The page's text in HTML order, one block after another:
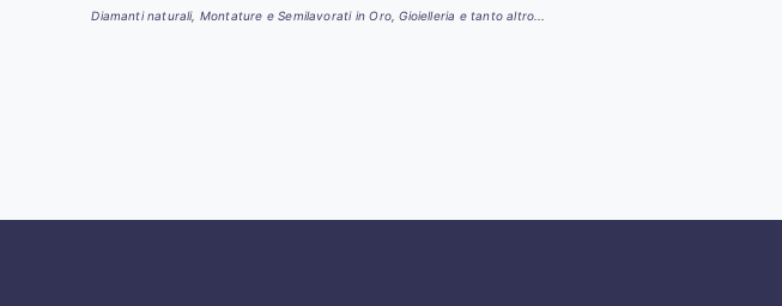
Diamanti naturali, Montature e Semilavorati in Oro, Gioielleria e tanto altro...